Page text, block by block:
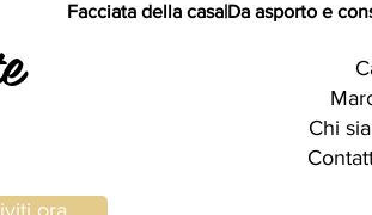
ora
Chi
Facciata della casa|Da asporto e